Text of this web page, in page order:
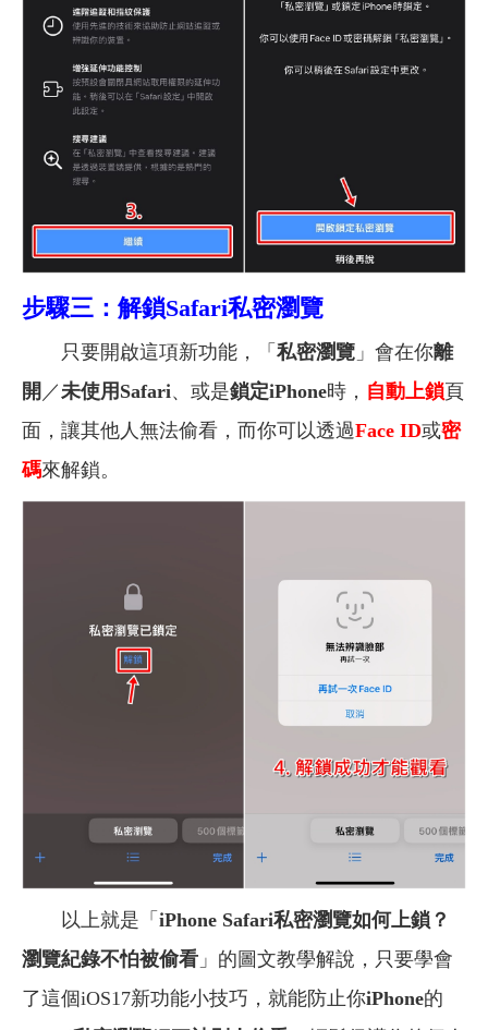
步驟三：解鎖Safari私密瀏覽
只要開啟這項新功能，「 私密瀏覽 」會在你離
開 ／未使用Safari、或是鎖定iPhone時， 自動上鎖頁
面，讓其他人無法偷看，而你可以透過Face ID或密
碼來解鎖。
以上就是「 iPhone Safari私密瀏覽如何上鎖？
瀏覽紀錄不怕被偷看 」的圖文教學解說，只要學會
了這個iOS17新功能小技巧，就能防止你iPhone的